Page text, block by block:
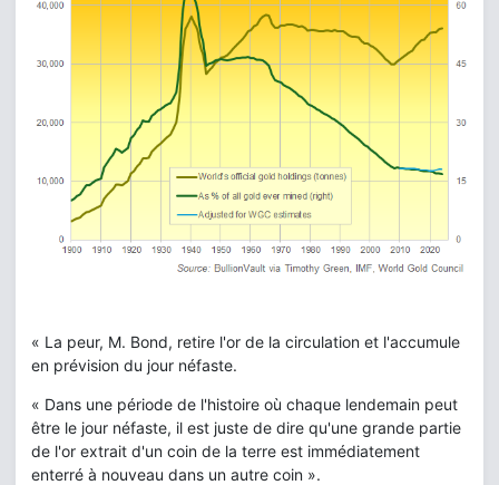
« La peur, M. Bond, retire l'or de la circulation et l'accumule
en prévision du jour néfaste.
« Dans une période de l'histoire où chaque lendemain peut
être le jour néfaste, il est juste de dire qu'une grande partie
de l'or extrait d'un coin de la terre est immédiatement
enterré à nouveau dans un autre coin ».